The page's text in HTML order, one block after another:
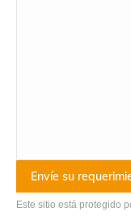
Este sitio está protegido